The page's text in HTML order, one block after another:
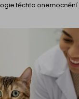
těchto onemocnění.